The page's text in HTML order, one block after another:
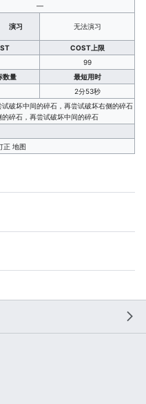
—
演习 无法演习
COST上限
99
数量
最短用时
2分53秒
试破坏中间的碎石，再尝试破坏右侧的碎石
碎石，再尝试破坏中间的碎石